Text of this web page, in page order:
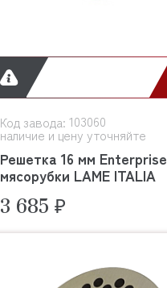
Код завода: 103060
наличие и цену уточняйте
Решетка 16 мм
мясорубки LAME ITALIA
3 685 ₽